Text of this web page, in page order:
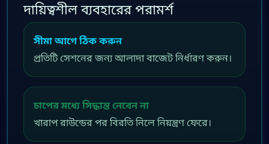
দায়িত্বশীল ব্যবহারের পরামর্শ
সীমা আগে ঠিক করুন
প্রতিটি সেশনের জন্য আলাদা বাজেট নির্ধারণ করুন।
চাপের মধ্যে সিদ্ধান্ত নেবেন না
খারাপ রাউন্ডের পর বিরতি নিলে নিয়ন্ত্রণ ফেরে।